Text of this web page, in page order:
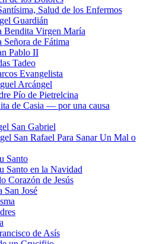
Salud de los Enfermos
Guardián
Bendita Virgen María
de Fátima
Pablo II
Tadeo
Evangelista
Arcángel
Pío de Pietrelcina
de Casia — por una causa
San Gabriel
San Rafael Para Sanar Un Mal o
Santo
Santo en la Navidad
Corazón de Jesús
San José
de Asís